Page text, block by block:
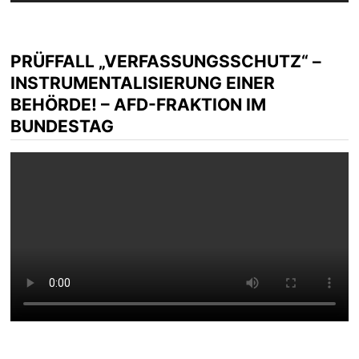
PRÜFFALL „VERFASSUNGSSCHUTZ“ –
INSTRUMENTALISIERUNG EINER
BEHÖRDE! – AFD-FRAKTION IM
BUNDESTAG